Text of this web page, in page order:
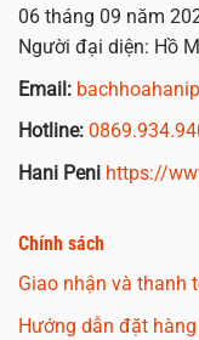
06 tháng 09 năm
Người đại diện: Hồ
Email:
Hotline:
Hani Peni https://
Chính sách
Giao nhận và thanh
Hướng dẫn đặt hàng